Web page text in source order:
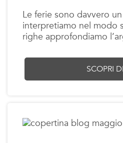
Le ferie sono davvero
interpretiamo nel modo
righe approfondiamo
SCOPRI